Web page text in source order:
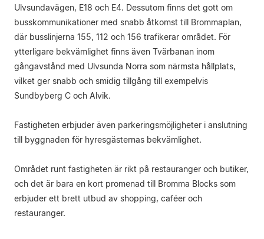
Ulvsundavägen, E18 och E4. Dessutom finns det gott om
busskommunikationer med snabb åtkomst till Brommaplan,
där busslinjerna 155, 112 och 156 trafikerar området. För
ytterligare bekvämlighet finns även Tvärbanan inom
gångavstånd med Ulvsunda Norra som närmsta hållplats,
vilket ger snabb och smidig tillgång till exempelvis
Sundbyberg C och Alvik.
Fastigheten erbjuder även parkeringsmöjligheter i anslutning
till byggnaden för hyresgästernas bekvämlighet.
Området runt fastigheten är rikt på restauranger och butiker,
och det är bara en kort promenad till Bromma Blocks som
erbjuder ett brett utbud av shopping, caféer och
restauranger.